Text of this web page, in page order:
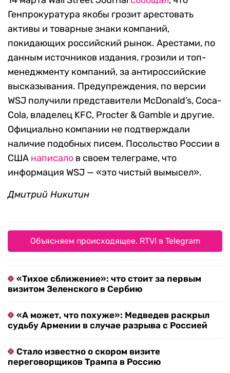
Генпрокуратура якобы грозит арестовать
активы и товарные знаки компаний,
покидающих российский рынок. Арестами, по
данным источников издания, грозили и топ-
менеджменту компаний, за антироссийские
высказывания. Предупреждения, по версии
WSJ получили представители McDonald’s, Coca-
Cola, владелец KFC, Procter & Gamble и другие.
Официально компании не подтверждали
наличие подобных писем. Посольство России в
США написало в своем телеграме, что
информация WSJ — «это чистый вымысел».
Дмитрий Никитин
Объясняем происходящее. RTVI в Telegram
«Тихое сближение»: что стоит за первым
визитом Зеленского в Сербию
«А может, что похуже»: Медведев раскрыл
судьбу Армении в случае разрыва с Россией
Стало известно о скором визите
переговорщиков Трампа в Россию